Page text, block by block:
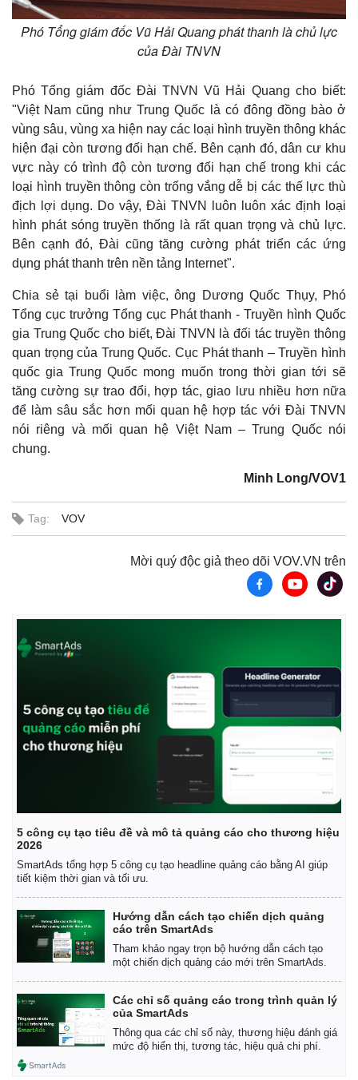
Kinh tế
Tiêu dùng
Chứng khoán
Giá cà phê
Phó Tổng giám đốc Vũ Hải Quang phát thanh là chủ lực
của Đài TNVN
Phó Tổng giám đốc Đài TNVN Vũ Hải Quang cho biết:
"Việt Nam cũng như Trung Quốc là có đông đồng bào ở
vùng sâu, vùng xa hiện nay các loại hình truyền thông khác
hiện đại còn tương đối hạn chế. Bên cạnh đó, dân cư khu
vực này có trình độ còn tương đối hạn chế trong khi các
loại hình truyền thông còn trống vắng dễ bị các thế lực thù
địch lợi dụng. Do vậy, Đài TNVN luôn luôn xác định loại
hình phát sóng truyền thống là rất quan trọng và chủ lực.
Bên cạnh đó, Đài cũng tăng cường phát triển các ứng
dụng phát thanh trên nền tảng Internet".
Chia sẻ tại buổi làm việc, ông Dương Quốc Thụy, Phó
Tổng cục trưởng Tổng cục Phát thanh - Truyền hình Quốc
gia Trung Quốc cho biết, Đài TNVN là đối tác truyền thông
quan trọng của Trung Quốc. Cục Phát thanh – Truyền hình
quốc gia Trung Quốc mong muốn trong thời gian tới sẽ
tăng cường sự trao đổi, hợp tác, giao lưu nhiều hơn nữa
để làm sâu sắc hơn mối quan hệ hợp tác với Đài TNVN
nói riêng và mối quan hệ Việt Nam – Trung Quốc nói
chung.
Minh Long/VOV1
Tag: VOV
Mời quý độc giả theo dõi VOV.VN trên
5 công cụ tạo tiêu đề và mô tả quảng cáo cho thương hiệu
2026
SmartAds tổng hợp 5 công cụ tạo headline quảng cáo bằng AI giúp
tiết kiệm thời gian và tối ưu.
Hướng dẫn cách tạo chiến dịch quảng
cáo trên SmartAds
Tham khảo ngay trọn bộ hướng dẫn cách tạo
một chiến dịch quảng cáo mới trên SmartAds.
Các chỉ số quảng cáo trong trình quản lý
của SmartAds
Thông qua các chỉ số này, thương hiệu đánh giá
mức độ hiển thị, tương tác, hiệu quả chi phí.